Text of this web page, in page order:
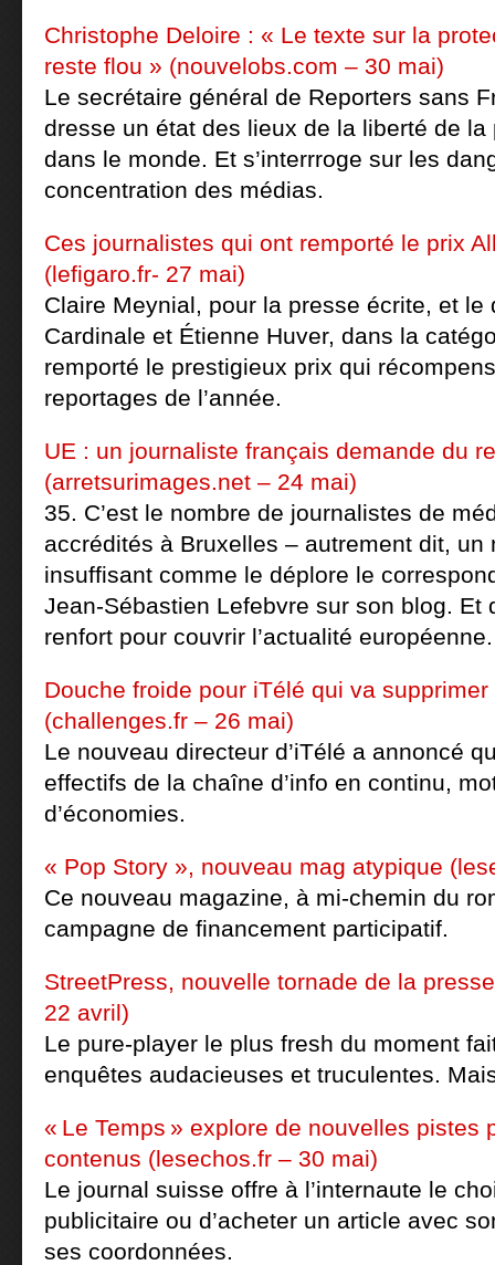
Christophe Deloire : « Le texte sur la
reste flou » (nouvelobs.com – 30 mai)
Le secrétaire général de Reporters sans
dresse un état des lieux de la liberté de
dans le monde. Et s’interrroge sur les
concentration des médias.
Ces journalistes qui ont remporté le prix
(lefigaro.fr- 27 mai)
Claire Meynial, pour la presse écrite, et le
Cardinale et Étienne Huver, dans la
remporté le prestigieux prix qui
reportages de l’année.
UE : un journaliste français demande du
(arretsurimages.net – 24 mai)
35. C’est le nombre de journalistes de
accrédités à Bruxelles – autrement dit, un
insuffisant comme le déplore le
Jean-Sébastien Lefebvre sur son blog. Et
renfort pour couvrir l’actualité européenne.
Douche froide pour iTélé qui va
(challenges.fr – 26 mai)
Le nouveau directeur d’iTélé a annoncé
effectifs de la chaîne d’info en continu,
d’économies.
« Pop Story », nouveau mag atypique
Ce nouveau magazine, à mi-chemin du
campagne de financement participatif.
StreetPress, nouvelle tornade de la
22 avril)
Le pure-player le plus fresh du moment
enquêtes audacieuses et truculentes.
« Le Temps » explore de nouvelles pistes
contenus (lesechos.fr – 30 mai)
Le journal suisse offre à l’internaute le
publicitaire ou d’acheter un article avec
ses coordonnées.